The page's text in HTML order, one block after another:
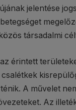
jelentése
társadalmi
érintett
A művelet
Az